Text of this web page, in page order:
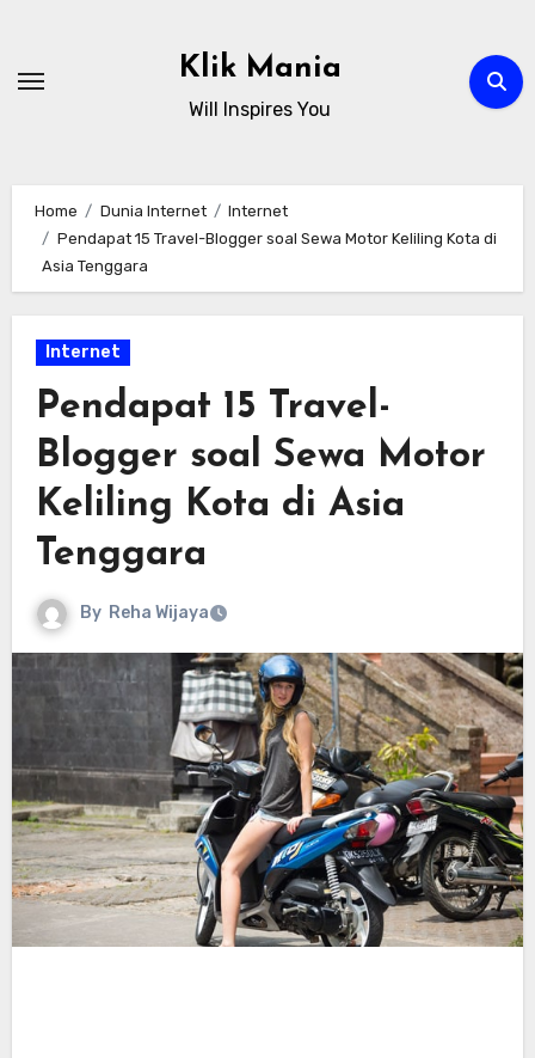
content
Klik Mania
Will Inspires You
Home Dunia Internet
Internet
Pendapat 15 Travel-Blogger soal Sewa Motor Keliling Kota di
Asia Tenggara
Internet
Pendapat 15 Travel-
Blogger soal Sewa Motor
Keliling Kota di Asia
Tenggara
By Reha Wijaya